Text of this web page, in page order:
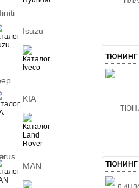
ТЮНИНГ
ТЮНИНГ
Isuzu
KIA
MAN